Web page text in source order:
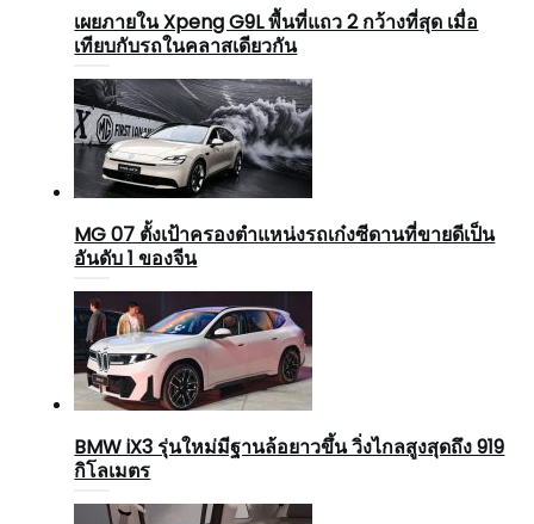
เผยภายใน Xpeng G9L พื้นที่แถว 2 กว้างที่สุด เมื่อ
เทียบกับรถในคลาสเดียวกัน
MG 07 ตั้งเป้าครองตำแหน่งรถเก๋งซีดานที่ขายดีเป็น
อันดับ 1 ของจีน
BMW iX3 รุ่นใหม่มีฐานล้อยาวขึ้น วิ่งไกลสูงสุดถึง 919
กิโลเมตร